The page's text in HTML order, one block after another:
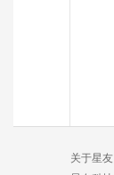
关于星友